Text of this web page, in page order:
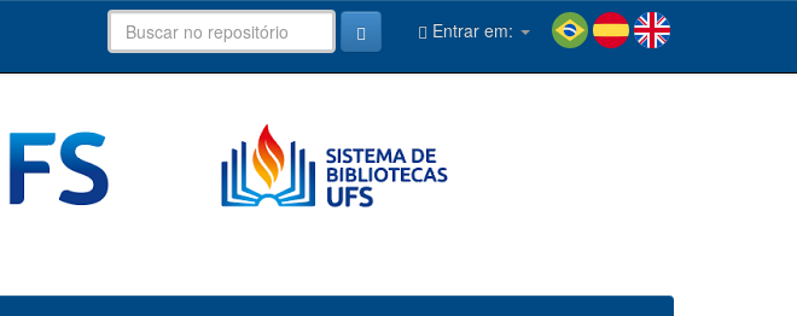
Entrar em: